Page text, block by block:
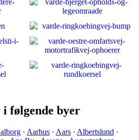
følgende byer
· Aarhus · Aars · Albertslund ·